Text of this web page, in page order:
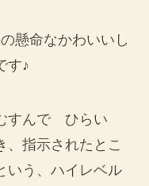
懸命なかわいいし
す♪
すんで ひらい
、指示されたとこ
いう、ハイレベル